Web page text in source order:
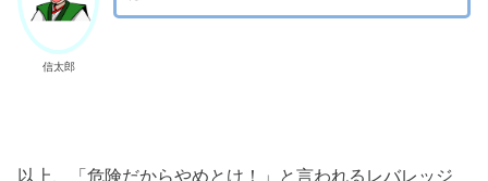
信太郎
以上、「危険だからやめとけ！」と言われるレバレッジ